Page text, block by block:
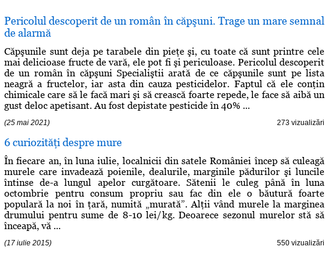
Pericolul descoperit de un român în căpşuni. Trage un mare semnal
de alarmă
Căpşunile sunt deja pe tarabele din pieţe şi, cu toate că sunt printre cele
mai delicioase fructe de vară, ele pot fi şi periculoase. Pericolul descoperit
de un român în căpşuni Specialiştii arată de ce căpşunile sunt pe lista
neagră a fructelor, iar asta din cauza pesticidelor. Faptul că ele conţin
chimicale care să le facă mari şi să crească foarte repede, le face să aibă un
gust deloc apetisant. Au fost depistate pesticide în 40% ...
(25 mai 2021) 273 vizualizări
6 curiozităţi despre mure
În fiecare an, în luna iulie, localnicii din satele României încep să culeagă
murele care invadează poienile, dealurile, marginile pădurilor şi luncile
întinse de-a lungul apelor curgătoare. Sătenii le culeg până în luna
octombrie pentru consum propriu sau fac din ele o băutură foarte
populară la noi în ţară, numită „murată”. Alţii vând murele la marginea
drumului pentru sume de 8-10 lei/kg. Deoarece sezonul murelor stă să
înceapă, vă ...
(17 iulie 2015) 550 vizualizări